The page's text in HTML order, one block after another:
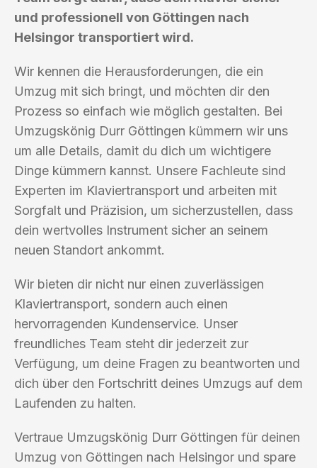
und professionell von Göttingen nach
Helsingor transportiert wird.
Wir kennen die Herausforderungen, die ein
Umzug mit sich bringt, und möchten dir den
Prozess so einfach wie möglich gestalten. Bei
Umzugskönig Durr Göttingen kümmern wir uns
um alle Details, damit du dich um wichtigere
Dinge kümmern kannst. Unsere Fachleute sind
Experten im Klaviertransport und arbeiten mit
Sorgfalt und Präzision, um sicherzustellen, dass
dein wertvolles Instrument sicher an seinem
neuen Standort ankommt.
Wir bieten dir nicht nur einen zuverlässigen
Klaviertransport, sondern auch einen
hervorragenden Kundenservice. Unser
freundliches Team steht dir jederzeit zur
Verfügung, um deine Fragen zu beantworten und
dich über den Fortschritt deines Umzugs auf dem
Laufenden zu halten.
Vertraue Umzugskönig Durr Göttingen für deinen
Umzug von Göttingen nach Helsingor und spare